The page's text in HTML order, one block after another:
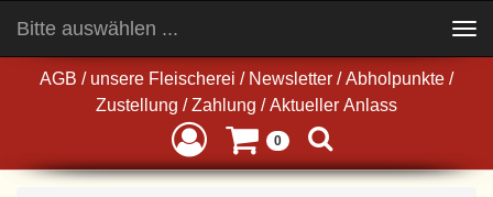
AGB / unsere Fleischerei / Newsletter / Abholpunkte /
Zustellung / Zahlung / Aktueller Anlass
0
Bitte auswählen ...
navigation